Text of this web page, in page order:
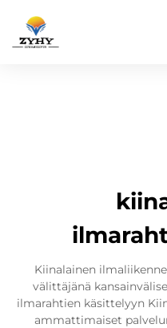
Kiinalainen
välittäjänä
ilmarahtien käsittelyyn
ammattimaiset